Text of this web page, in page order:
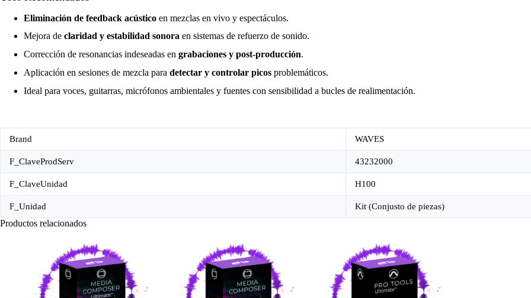
Eliminación de feedback acústico en mezclas en vivo y espectáculos.
Mejora de claridad y estabilidad sonora en sistemas de refuerzo de sonido.
Corrección de resonancias indeseadas en grabaciones y post-producción.
Aplicación en sesiones de mezcla para detectar y controlar picos problemáticos.
Ideal para voces, guitarras, micrófonos ambientales y fuentes con sensibilidad a bucles de realimentación.
Brand WAVES
F_ClaveProdServ 43232000
F_ClaveUnidad H100
F_Unidad Kit (Conjusto de piezas)
Productos relacionados